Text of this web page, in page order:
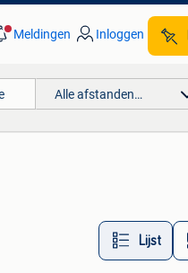
Meldingen Inloggen
Alle afstanden…
Lijst